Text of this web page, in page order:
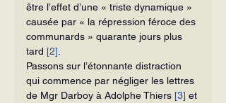
être l’effet d’une « triste dynamique »
causée par « la répression féroce des
communards » quarante jours plus
tard [2]
Passons sur l’étonnante distraction
qui commence par négliger les lettres
de Mgr Darboy à Adolphe Thiers [3] et